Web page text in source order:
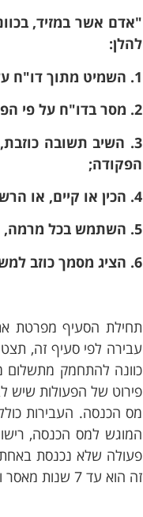
"אדם אשר במזיד,
להלן:
1. השמיט מתוך דו"ח על פי הפקודה כל הכנסה שיש לכללה בדו"ח;
2. מסר בדו"ח על פי הפקודה אמרה או תרשומת כוזבות;
3. השיב תשובה
הפקודה;
4. הכין או קיים, או הרשה אדם להכין או לקיים, פנקסי חשבונות כוזבים או רשומות אחרות כוזבות
5. השתמש בכל מרמה, ערמה או תחבולה, או הרשה להשתמש בהן;
6. הציג מסמך כוזב למשלם ההכנסה לצורך מניעת ניכוי מס במקור או הפחתתו."
תחילת הסעיף מפרטת
עבירה לפי סעיף זה,
מס הכנסה. העבירות
המוגש למס הכנסה,
פעולה שלא נכנסת באחת
זה הוא עד 7 שנות מאסר וקנס.